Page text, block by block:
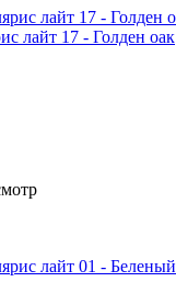
лайт 17 - Голден оак